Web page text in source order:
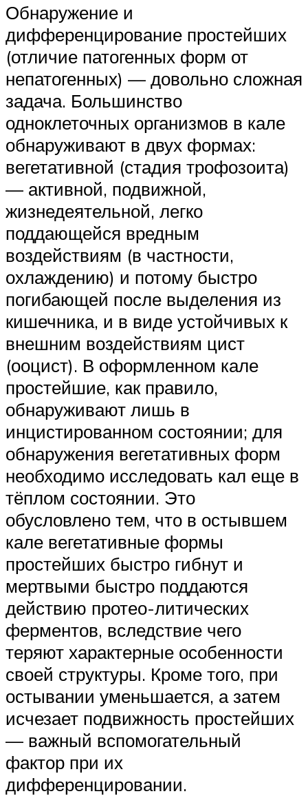
Обнаружение и
дифференцирование простейших
(отличие патогенных форм от
непатогенных) — довольно сложная
задача. Большинство
одноклеточных организмов в кале
обнаруживают в двух формах:
вегетативной (стадия трофозоита)
— активной, подвижной,
жизнедеятельной, легко
поддающейся вредным
воздействиям (в частности,
охлаждению) и потому быстро
погибающей после выделения из
кишечника, и в виде устойчивых к
внешним воздействиям цист
(ооцист). В оформленном кале
простейшие, как правило,
обнаруживают лишь в
инцистированном состоянии; для
обнаружения вегетативных форм
необходимо исследовать кал еще в
тёплом состоянии. Это
обусловлено тем, что в остывшем
кале вегетативные формы
простейших быстро гибнут и
мертвыми быстро поддаются
действию протео-литических
ферментов, вследствие чего
теряют характерные особенности
своей структуры. Кроме того, при
остывании уменьшается, а затем
исчезает подвижность простейших
— важный вспомогательный
фактор при их
дифференцировании.